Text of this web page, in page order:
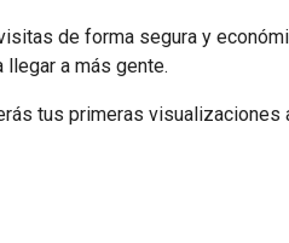
de forma segura y
a más gente.
tus primeras visualizaciones